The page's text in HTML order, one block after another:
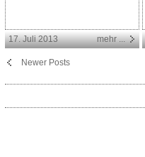
17. Juli 2013 mehr ...
Newer Posts